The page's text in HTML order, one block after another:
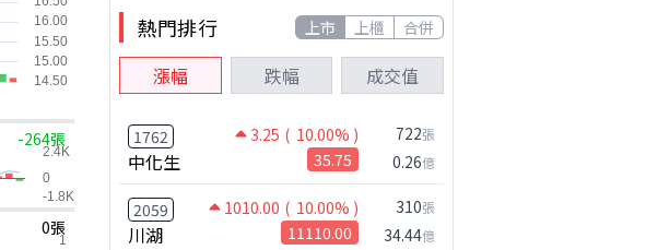
-264張
0張
熱門排行 上市 上櫃 合併
漲幅 跌幅 成交值
1762 3.25 ( 10.00% )
中化生 35.75
722張
0.26億
2059 1010.00 ( 10.00% )
川湖 11110.00
310張
34.44億